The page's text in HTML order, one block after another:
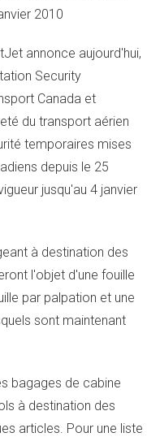
2010
annonce aujourd'hui,
Security
Canada et
du transport aérien
temporaires mises
depuis le 25
jusqu'au 4 janvier
à destination des
l'objet d'une fouille
par palpation et une
sont maintenant
bagages de cabine
à destination des
articles. Pour une liste